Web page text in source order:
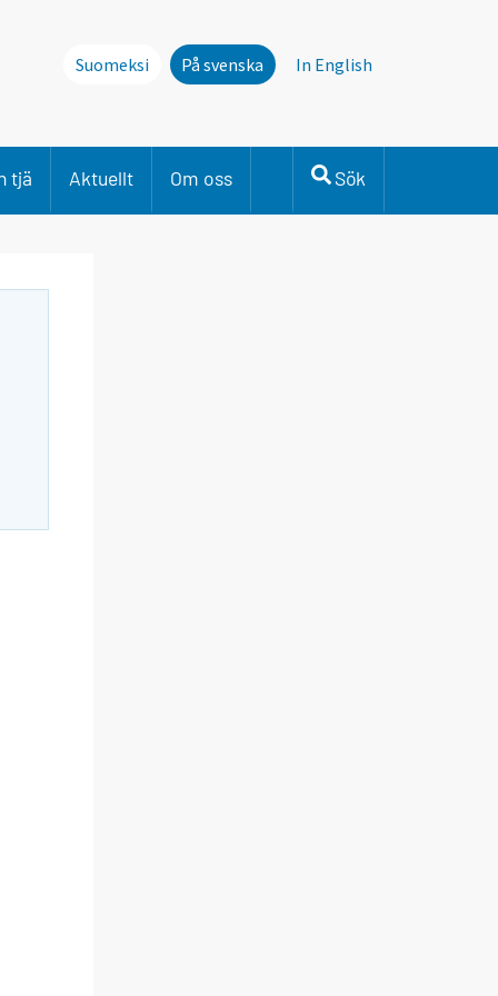
Suomeksi På svenska In English
tjä Aktuellt Om oss Sök